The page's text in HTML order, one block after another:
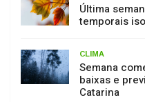
Última
temporais
CLIMA
Semana
baixas e
Catarina